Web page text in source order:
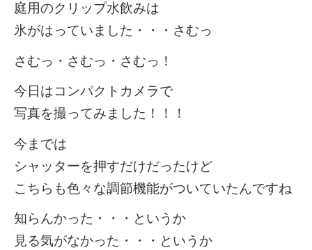
庭用のクリップ水飲みは
氷がはっていました・・・さむっ
さむっ・さむっ・さむっ！
今日はコンパクトカメラで
写真を撮ってみました！！！
今までは
シャッターを押すだけだったけど
こちらも色々な調節機能がついていたんですね
知らんかった・・・というか
見る気がなかった・・・というか